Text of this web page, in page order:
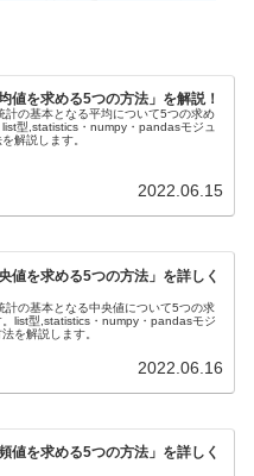
値を求める5つの方法」を解説！
計の基本となる平均について5つの求め
型,statistics・numpy・pandasモジュ
解説します。
2022.06.15
値を求める5つの方法」を詳しく
計の基本となる中央値について5つの求
list型,statistics・numpy・pandasモジ
を解説します。
2022.06.16
値を求める5つの方法」を詳しく